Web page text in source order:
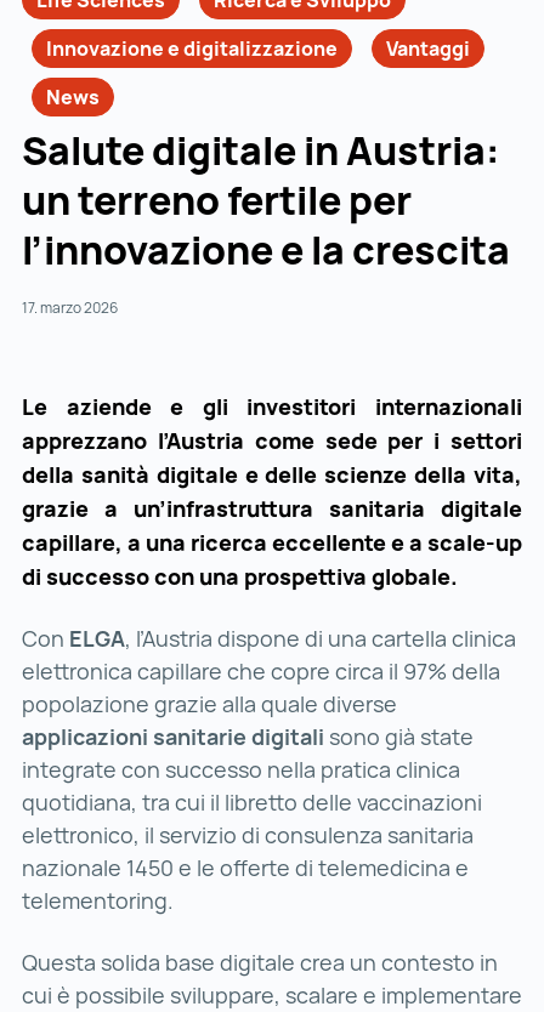
Innovazione e digitalizzazione
Vantaggi
News
Salute digitale in Austria:
un terreno fertile per
l’innovazione e la crescita
17. marzo 2026
Le aziende e gli investitori internazionali
apprezzano l’Austria come sede per i settori
della sanità digitale e delle scienze della vita,
grazie a un’infrastruttura sanitaria digitale
capillare, a una ricerca eccellente e a scale-up
di successo con una prospettiva globale.
Con ELGA, l’Austria dispone di una cartella clinica
elettronica capillare che copre circa il 97% della
popolazione grazie alla quale diverse
applicazioni sanitarie digitali sono già state
integrate con successo nella pratica clinica
quotidiana, tra cui il libretto delle vaccinazioni
elettronico, il servizio di consulenza sanitaria
nazionale 1450 e le offerte di telemedicina e
telementoring.
Questa solida base digitale crea un contesto in
cui è possibile sviluppare, scalare e implementare